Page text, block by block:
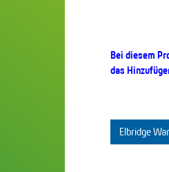
Bei diesem
das
Elbridge